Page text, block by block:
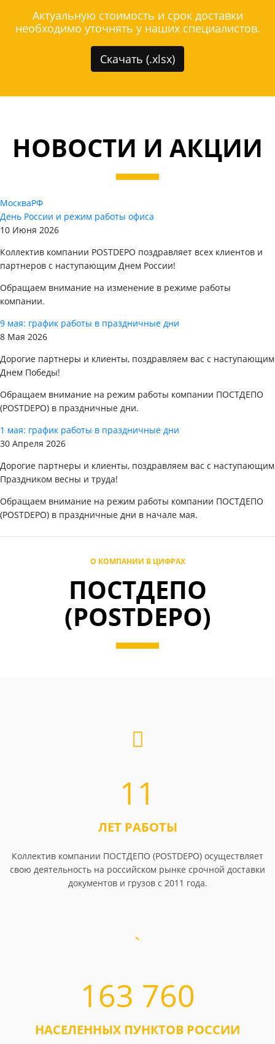
Актуальную стоимость и срок доставки
необходимо уточнять у наших специалистов.
Скачать (.xlsx)
НОВОСТИ И АКЦИИ
МоскваРФ
День России и режим работы офиса
10 Июня 2026
Коллектив компании POSTDEPO поздравляет всех клиентов и
партнеров с наступающим Днем России!
Обращаем внимание на изменение в режиме работы
компании.
9 мая: график работы в праздничные дни
8 Мая 2026
Дорогие партнеры и клиенты, поздравляем вас с наступающим
Днем Победы!
Обращаем внимание на режим работы компании ПОСТДЕПО
(POSTDEPO) в праздничные дни.
1 мая: график работы в праздничные дни
30 Апреля 2026
Дорогие партнеры и клиенты, поздравляем вас с наступающим
Праздником весны и труда!
Обращаем внимание на режим работы компании ПОСТДЕПО
(POSTDEPO) в праздничные дни в начале мая.
О КОМПАНИИ В ЦИФРАХ
ПОСТДЕПО
(POSTDEPO)
11
ЛЕТ РАБОТЫ
Коллектив компании ПОСТДЕПО (POSTDEPO) осуществляет
свою деятельность на российском рынке срочной доставки
документов и грузов с 2011 года.
163 760
НАСЕЛЕННЫХ ПУНКТОВ РОССИИ